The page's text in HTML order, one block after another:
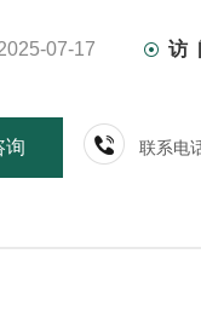
07-17 访
询 联系电